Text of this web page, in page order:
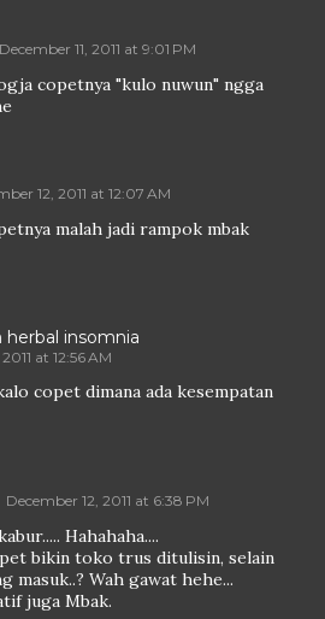
December 11, 2011 at 9:01 PM
copetnya "kulo nuwun" ngga
12, 2011 at 12:07 AM
malah jadi rampok mbak
insomnia
at 12:56 AM
copet dimana ada kesempatan
December 12, 2011 at 6:38 PM
Hahahaha....
bikin toko trus ditulisin, selain
masuk..? Wah gawat hehe...
juga Mbak.